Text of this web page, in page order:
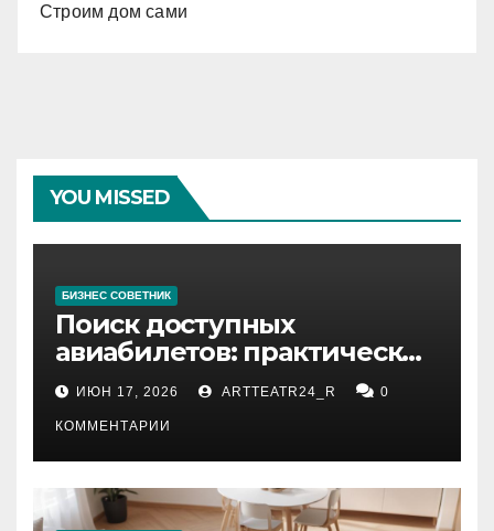
Строим дом сами
YOU MISSED
БИЗНЕС СОВЕТНИК
Поиск доступных
авиабилетов: практические
рекомендации
ИЮН 17, 2026 ARTTEATR24_R 0
КОММЕНТАРИИ